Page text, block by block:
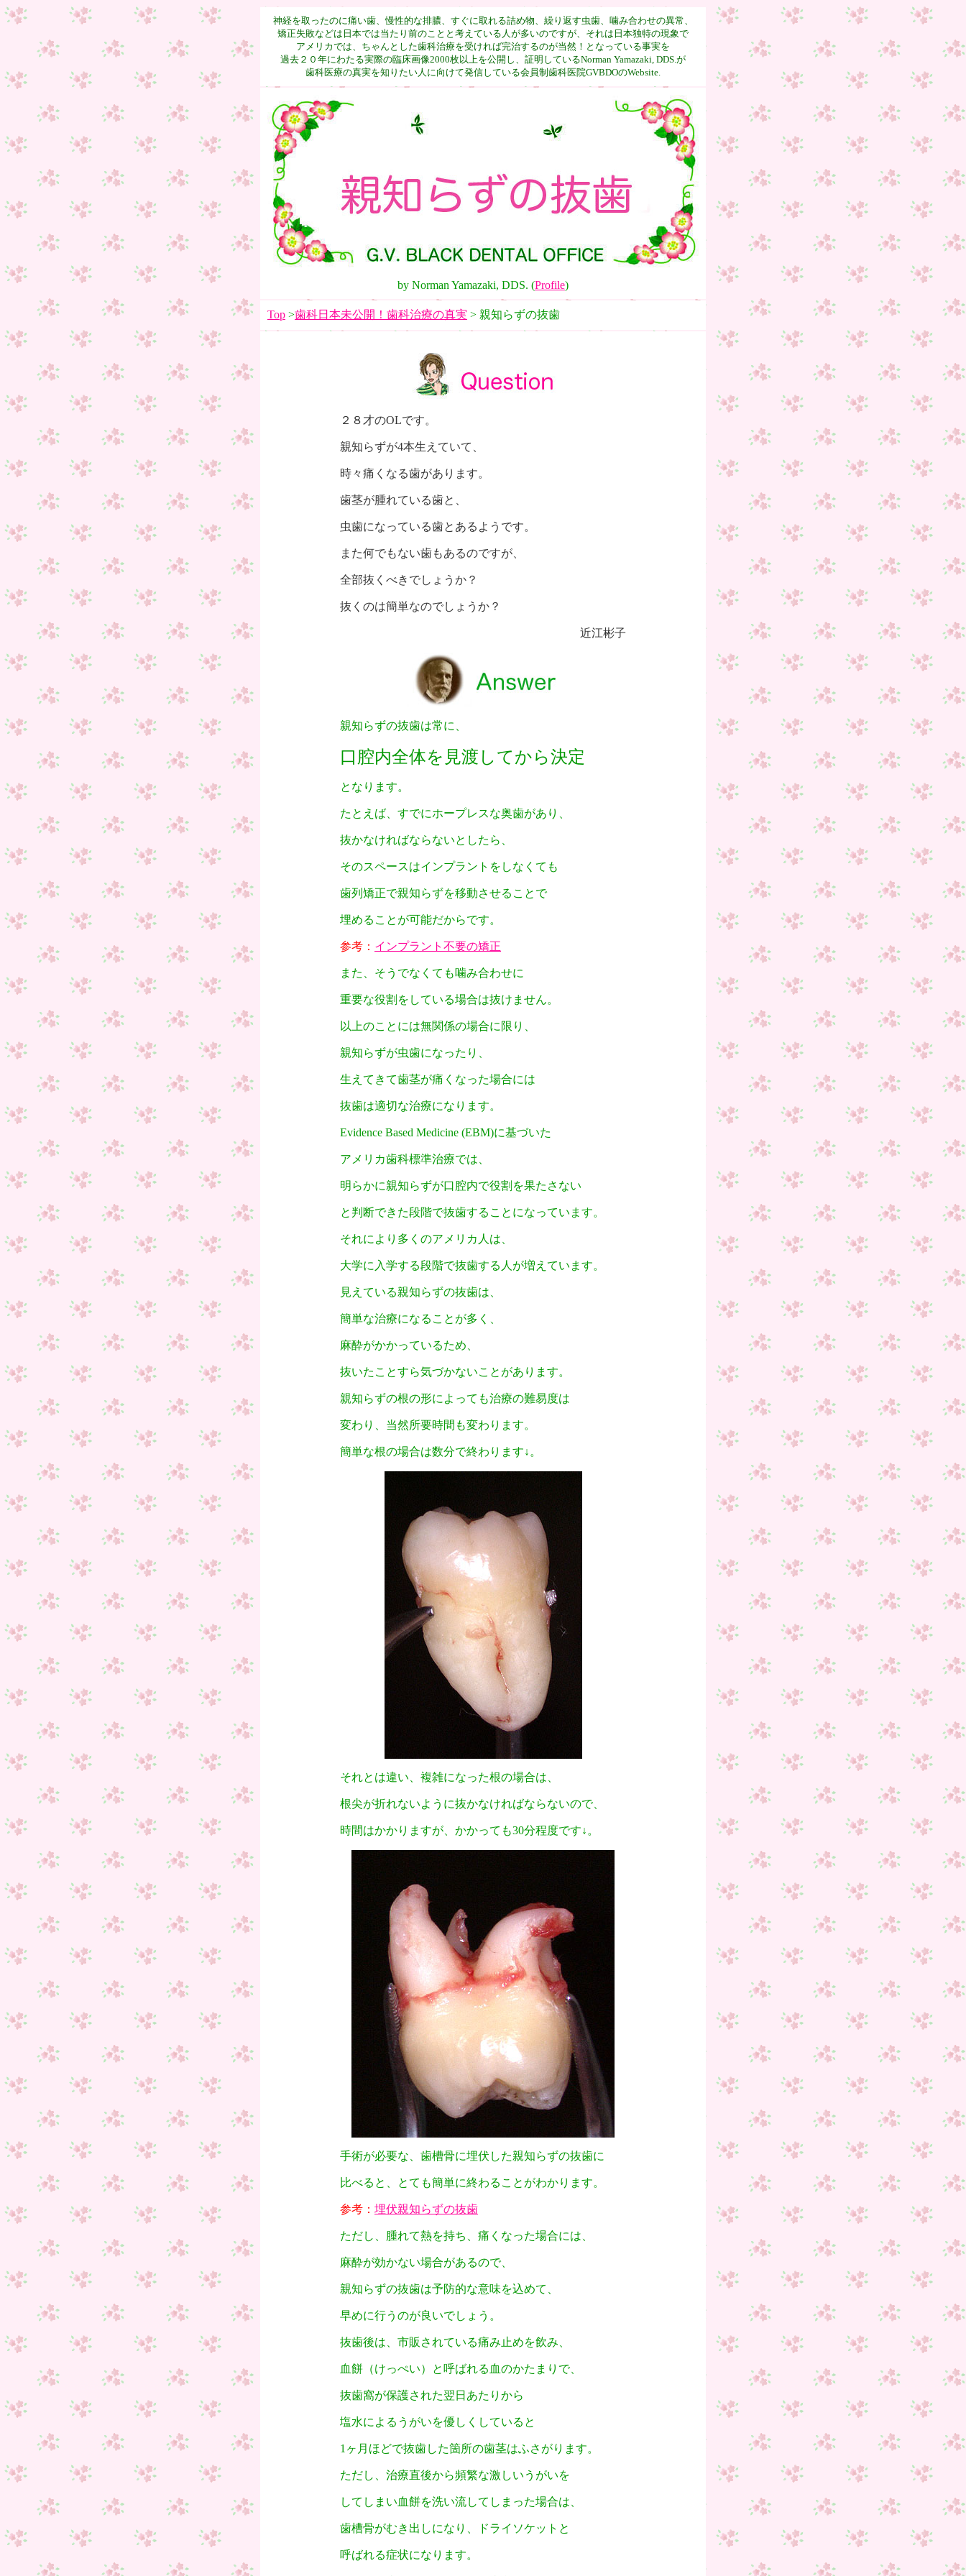
神経を取ったのに痛い歯、慢性的な排膿、すぐに取れる詰め物、繰り返す虫歯、噛み合わせの異常、
矯正失敗などは日本では当たり前のことと考えている人が多いのですが、それは日本独特の現象で
アメリカでは、ちゃんとした歯科治療を受ければ完治するのが当然！となっている事実を
過去２０年にわたる実際の臨床画像2000枚以上を公開し、証明しているNorman Yamazaki, DDS.が
歯科医療の真実を知りたい人に向けて発信している会員制歯科医院GVBDOのWebsite.
by Norman Yamazaki, DDS. (Profile)
Top >歯科日本未公開！歯科治療の真実 > 親知らずの抜歯
２８才のOLです。
親知らずが4本生えていて、
時々痛くなる歯があります。
歯茎が腫れている歯と、
虫歯になっている歯とあるようです。
また何でもない歯もあるのですが、
全部抜くべきでしょうか？
抜くのは簡単なのでしょうか？
近江彬子
親知らずの抜歯は常に、
口腔内全体を見渡してから決定
となります。
たとえば、すでにホープレスな奥歯があり、
抜かなければならないとしたら、
そのスペースはインプラントをしなくても
歯列矯正で親知らずを移動させることで
埋めることが可能だからです。
参考： インプラント不要の矯正
また、そうでなくても噛み合わせに
重要な役割をしている場合は抜けません。
以上のことには無関係の場合に限り、
親知らずが虫歯になったり、
生えてきて歯茎が痛くなった場合には
抜歯は適切な治療になります。
Evidence Based Medicine (EBM)に基づいた
アメリカ歯科標準治療では、
明らかに親知らずが口腔内で役割を果たさない
と判断できた段階で抜歯することになっています。
それにより多くのアメリカ人は、
大学に入学する段階で抜歯する人が増えています。
見えている親知らずの抜歯は、
簡単な治療になることが多く、
麻酔がかかっているため、
抜いたことすら気づかないことがあります。
親知らずの根の形によっても治療の難易度は
変わり、当然所要時間も変わります。
簡単な根の場合は数分で終わります↓。
それとは違い、複雑になった根の場合は、
根尖が折れないように抜かなければならないので、
時間はかかりますが、かかっても30分程度です↓。
手術が必要な、歯槽骨に埋伏した親知らずの抜歯に
比べると、とても簡単に終わることがわかります。
参考： 埋伏親知らずの抜歯
ただし、腫れて熱を持ち、痛くなった場合には、
麻酔が効かない場合があるので、
親知らずの抜歯は予防的な意味を込めて、
早めに行うのが良いでしょう。
抜歯後は、市販されている痛み止めを飲み、
血餅（けっぺい）と呼ばれる血のかたまりで、
抜歯窩が保護された翌日あたりから
塩水によるうがいを優しくしていると
1ヶ月ほどで抜歯した箇所の歯茎はふさがります。
ただし、治療直後から頻繁な激しいうがいを
してしまい血餅を洗い流してしまった場合は、
歯槽骨がむき出しになり、ドライソケットと
呼ばれる症状になります。